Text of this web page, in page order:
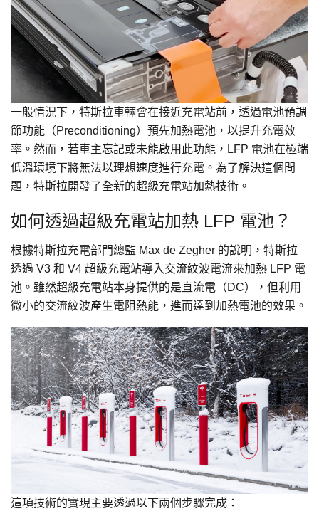
一般情況下，特斯拉車輛會在接近充電站前，透過電池預調
節功能（Preconditioning）預先加熱電池，以提升充電效
率。然而，若車主忘記或未能啟用此功能，LFP 電池在極端
低溫環境下將無法以理想速度進行充電。為了解決這個問
題，特斯拉開發了全新的超級充電站加熱技術。
如何透過超級充電站加熱 LFP 電池？
根據特斯拉充電部門總監 Max de Zegher 的說明，特斯拉
透過 V3 和 V4 超級充電站導入交流紋波電流來加熱 LFP 電
池。雖然超級充電站本身提供的是直流電（DC），但利用
微小的交流紋波產生電阻熱能，進而達到加熱電池的效果。
這項技術的實現主要透過以下兩個步驟完成：